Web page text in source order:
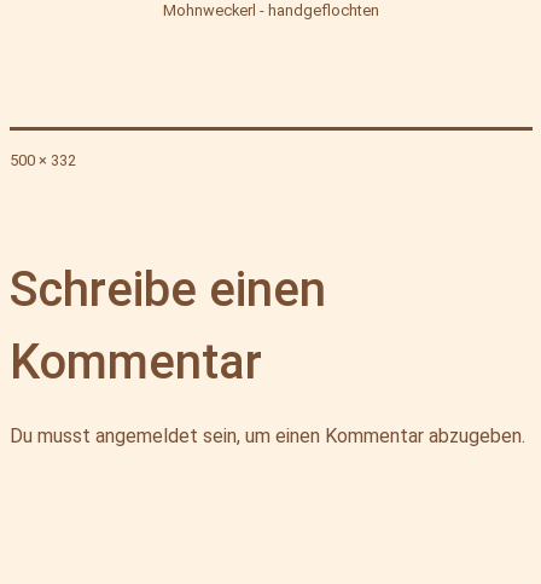
Mohnweckerl - handgeflochten
Originalgröße
500 × 332
Schreibe einen
Kommentar
Du musst angemeldet sein, um einen Kommentar abzugeben.